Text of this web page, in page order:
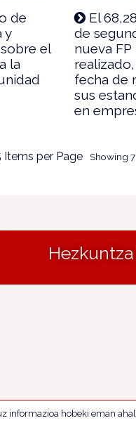
de
y
el
la
El
de
nueva FP
fecha de
sus
en
Items per Page Showing
informazioa hobeki eman